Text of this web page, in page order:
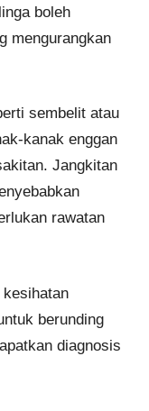
boleh
mengurangkan
sembelit atau
kanak enggan
Jangkitan
rawatan
berunding
diagnosis